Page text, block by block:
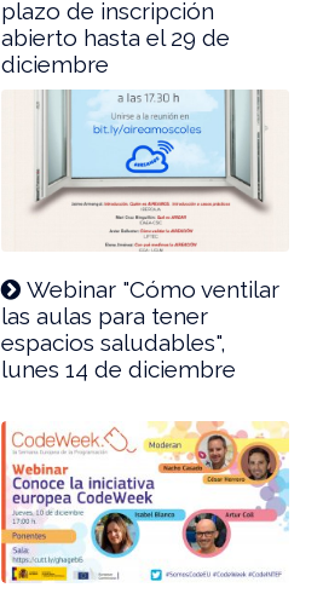
plazo de inscripción
abierto hasta el 29 de
diciembre
Webinar "Cómo ventilar
las aulas para tener
espacios saludables",
lunes 14 de diciembre